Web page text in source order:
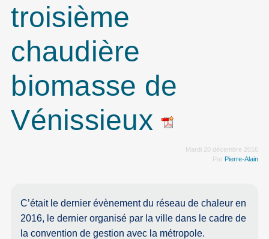
troisième
chaudière
biomasse de
Vénissieux
Mardi 20 décembre 2016
Par Pierre-Alain
C’était le dernier évènement du réseau de chaleur en
2016, le dernier organisé par la ville dans le cadre de
la convention de gestion avec la métropole.